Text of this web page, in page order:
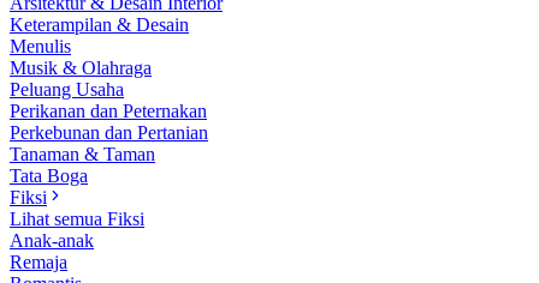
Keterampilan & Desain
Menulis
Musik & Olahraga
Peluang Usaha
Perikanan dan Peternakan
Perkebunan dan Pertanian
Tanaman & Taman
Tata Boga
Fiksi
Lihat semua Fiksi
Anak-anak
Remaja